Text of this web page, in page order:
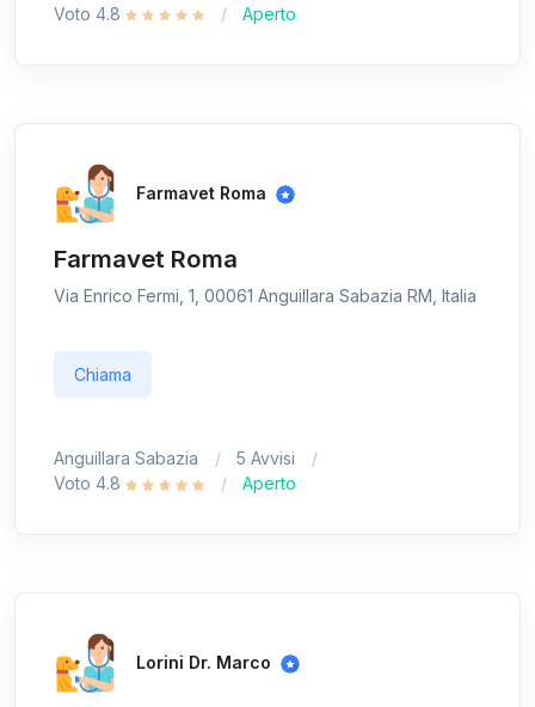
Voto 4.8
Aperto
Farmavet Roma
Farmavet Roma
Via Enrico Fermi, 1, 00061 Anguillara Sabazia RM, Italia
Chiama
Anguillara Sabazia
5 Avvisi
Voto 4.8
Aperto
Lorini Dr. Marco